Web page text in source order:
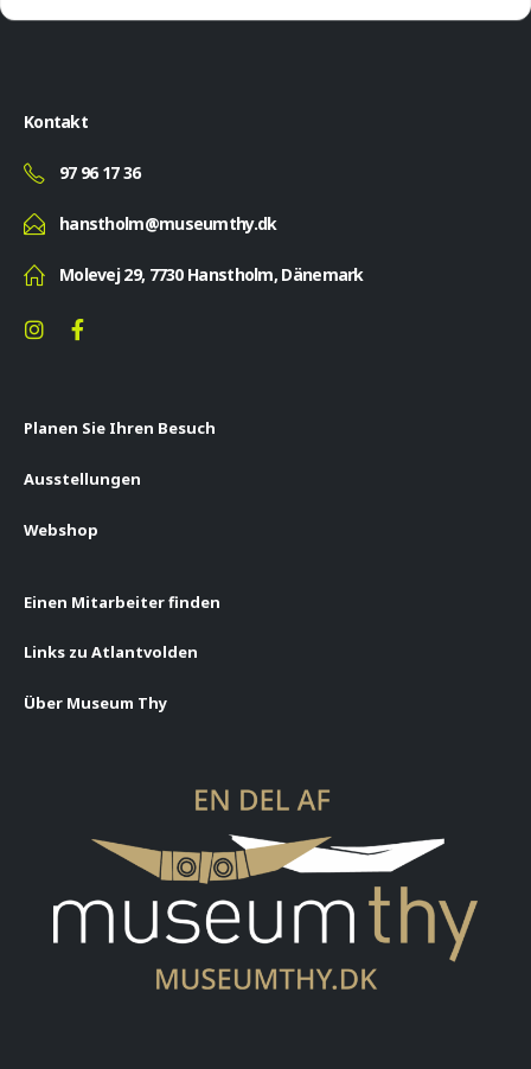
Kontakt
97 96 17 36
hanstholm@museumthy.dk
Molevej 29, 7730 Hanstholm, Dänemark
Planen Sie Ihren Besuch
Ausstellungen
Webshop
Einen Mitarbeiter finden
Links zu Atlantvolden
Über Museum Thy